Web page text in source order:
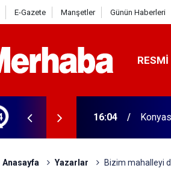
E-Gazete Manşetler Günün Haberleri
beygir motoru var 16:04
Anasayfa Yazarlar Bizim mahalleyi